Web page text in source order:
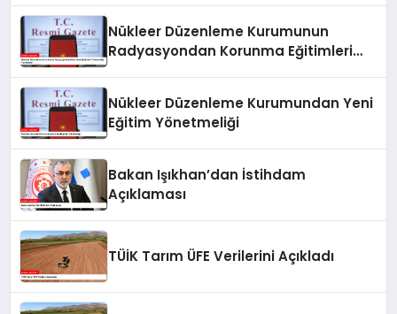
Nükleer Düzenleme Kurumunun
Radyasyondan Korunma Eğitimleri
Nükleer Düzenleme Kurumundan Yeni
Eğitim Yönetmeliği
Bakan Işıkhan’dan İstihdam
Açıklaması
TÜİK Tarım ÜFE Verilerini Açıkladı